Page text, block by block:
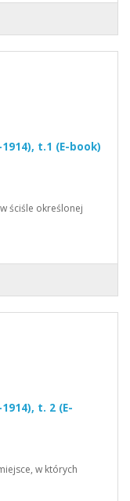
t.1 (E-book)
ściśle określonej
t. 2 (E-
w których